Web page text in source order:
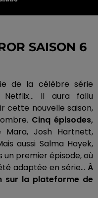
SAISON 6
de la célèbre série
Il aura fallu
cette nouvelle saison,
Cinq épisodes,
Mara, Josh Hartnett,
aussi Salma Hayek,
premier épisode, où
adaptée en série… À
sur la plateforme de